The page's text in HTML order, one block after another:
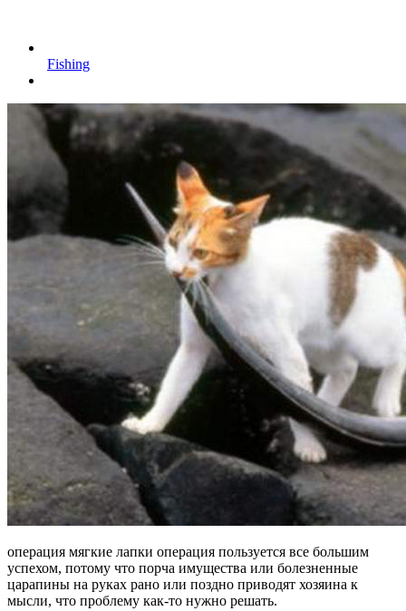
Fishing
операция мягкие лапки операция пользуется все большим
успехом, потому что порча имущества или болезненные
царапины на руках рано или поздно приводят хозяина к
мысли, что проблему как-то нужно решать.